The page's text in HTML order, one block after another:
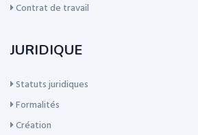
Contrat de travail
JURIDIQUE
Statuts juridiques
Formalités
Création